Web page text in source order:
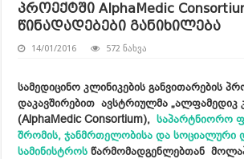
პროექტში AlphaMedic
წინადადებები განიხილება
14/01/2016 572 ნახვა
სამედიცინო კლინიკების განვითარების
დაკავშირებით ავსტრიულმა „ალფამედიკ
(AlphaMedic Consortium),საპარტნიორო
შრომის, ჯანმრთელობისა და სოციალური
სამინისტროს წარმომადგენლებთან